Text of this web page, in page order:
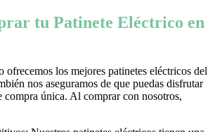
tu Patinete Eléctrico en
los mejores patinetes eléctricos del
nos aseguramos de que puedas disfrutar
compra única. Al comprar con nosotros,